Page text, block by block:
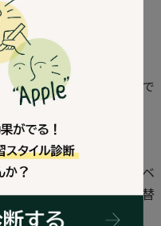
談をご予約くださ
。どうしてもメールで
ることに関しては、
めする場合がござい
1回につき2～3問がベ
合は電話相談へ切り替
すのでご了承くださ